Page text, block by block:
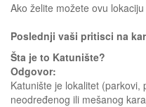
Ako želite možete ovu
Poslednji vaši pritisci na
Šta je to Katunište?
Odgovor:
Katunište je lokalitet
neodređenog ili mešanog